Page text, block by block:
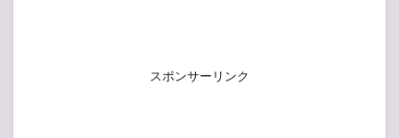
スポンサーリンク